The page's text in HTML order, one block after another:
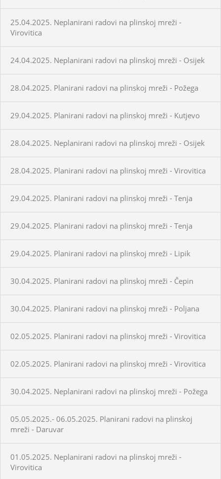
25.04.2025. Neplanirani radovi na plinskoj mreži -
Virovitica
24.04.2025. Neplanirani radovi na plinskoj mreži - Osijek
28.04.2025. Planirani radovi na plinskoj mreži - Požega
29.04.2025. Planirani radovi na plinskoj mreži - Kutjevo
28.04.2025. Neplanirani radovi na plinskoj mreži - Osijek
28.04.2025. Planirani radovi na plinskoj mreži - Virovitica
29.04.2025. Planirani radovi na plinskoj mreži - Tenja
29.04.2025. Planirani radovi na plinskoj mreži - Tenja
29.04.2025. Planirani radovi na plinskoj mreži - Lipik
30.04.2025. Planirani radovi na plinskoj mreži - Čepin
30.04.2025. Planirani radovi na plinskoj mreži - Poljana
02.05.2025. Planirani radovi na plinskoj mreži - Virovitica
02.05.2025. Planirani radovi na plinskoj mreži - Virovitica
30.04.2025. Neplanirani radovi na plinskoj mreži - Požega
05.05.2025.- 06.05.2025. Planirani radovi na plinskoj
mreži - Daruvar
01.05.2025. Neplanirani radovi na plinskoj mreži -
Virovitica